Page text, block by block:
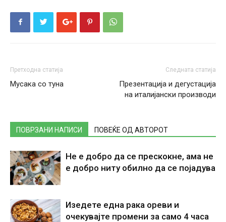
Претходна статија
Мусака со туна
Следната статија
Презентација и дегустација
на италијански производи
ПОВРЗАНИ НАПИСИ ПОВЕЌЕ ОД АВТОРОТ
Не е добро да се прескокне, ама не
е добро ниту обилно да се појадува
Изедете една рака ореви и
очекувајте промени за само 4 часа